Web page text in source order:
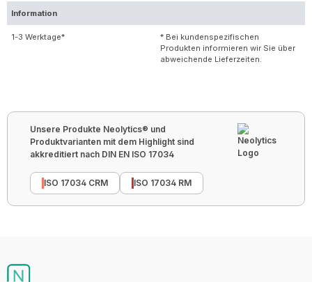
Information
1-3 Werktage*
* Bei kundenspezifischen
Produkten informieren wir Sie über
abweichende Lieferzeiten.
Unsere Produkte Neolytics® und
Produktvarianten mit dem Highlight sind
akkreditiert nach DIN EN ISO 17034
ISO 17034 CRM ISO 17034 RM